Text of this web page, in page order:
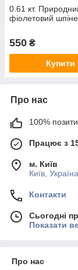
0.61 кт.
фіолетовий
550 ₴
Купити
Про нас
100%
Працює з
м. Київ
Київ, Україна
Контакти
Сьогодні
Показати
Про нас